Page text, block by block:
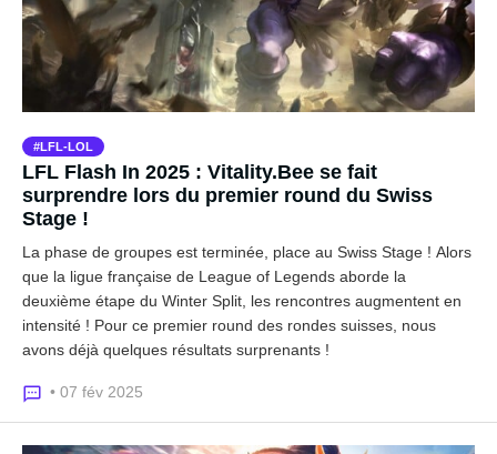
LFL-LOL
LFL Flash In 2025 : Vitality.Bee se fait
surprendre lors du premier round du Swiss
Stage !
La phase de groupes est terminée, place au Swiss Stage ! Alors
que la ligue française de League of Legends aborde la
deuxième étape du Winter Split, les rencontres augmentent en
intensité ! Pour ce premier round des rondes suisses, nous
avons déjà quelques résultats surprenants !
• 07 fév 2025